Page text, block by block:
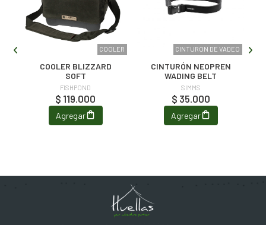
COOLER
COOLER BLIZZARD
SOFT
FISHPOND
$ 119.000
Agregar
CINTURON DE VADEO
CINTURÓN NEOPREN
WADING BELT
SIMMS
$ 35.000
Agregar